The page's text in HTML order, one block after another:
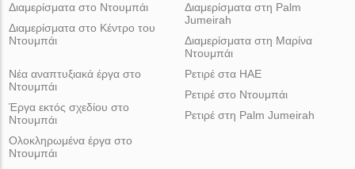
Διαμερίσματα στο Ντουμπάι
Διαμερίσματα στο Κέντρο του
Ντουμπάι
Διαμερίσματα στη Palm
Jumeirah
Διαμερίσματα στη Μαρίνα
Ντουμπάι
Νέα αναπτυξιακά έργα στο
Ντουμπάι
Έργα εκτός σχεδίου στο
Ντουμπάι
Ολοκληρωμένα έργα στο
Ντουμπάι
Ρετιρέ στα ΗΑΕ
Ρετιρέ στο Ντουμπάι
Ρετιρέ στη Palm Jumeirah